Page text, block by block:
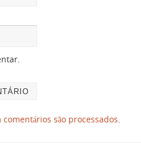
são processados.